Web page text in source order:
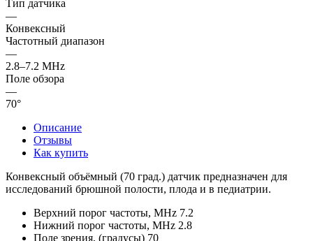
Тип датчика
—
Конвексный
Частотный диапазон
—
2.8–7.2 MHz
Поле обзора
—
70°
Описание
Отзывы
Как купить
Конвексный объёмный (70 град.) датчик предназначен для
исследований брюшной полости, плода и в педиатрии.
Верхний порог частоты, MHz 7.2
Нижний порог частоты, MHz 2.8
Поле зрения, (градусы) 70